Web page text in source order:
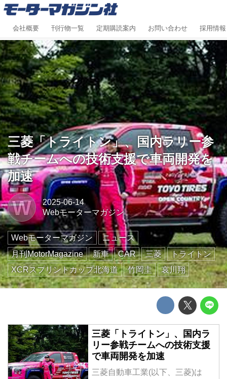
会社概要 刊行物一覧 定期購読案内 お問い合わせ 採用情報
三菱「トライトン」、国内ラリー参
戦チームへの技術支援で車両開発を
加速
W
2025-06-14
Webモーターマガジン
Webモーターマガジン
ニュース
月刊MotorMagazine
新車 CAR 三菱
トライトン
XCRスプリントカップ北海道
竹岡圭 哀川翔
三菱「トライトン」、国内ラ
リー参戦チームへの技術支援
で車両開発を加速
三菱自動車工業(以下、三菱)は